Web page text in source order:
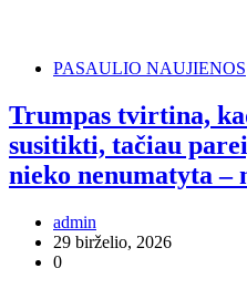
PASAULIO NAUJIENOS
Trumpas tvirtina,
susitikti, tačiau
nieko nenumatyta –
admin
29 birželio, 2026
0